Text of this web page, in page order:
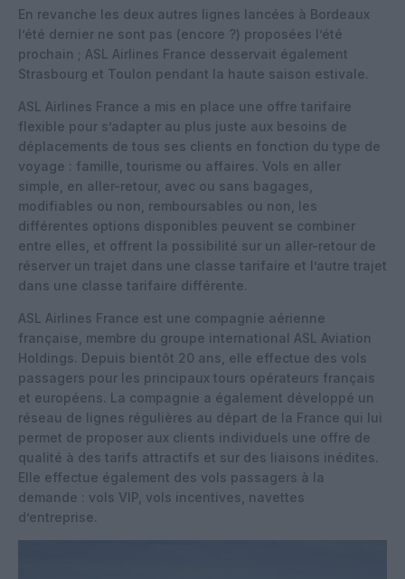
En revanche les deux autres lignes lancées à Bordeaux
l’été dernier ne sont pas (encore ?) proposées l’été
prochain ; ASL Airlines France desservait également
Strasbourg et Toulon pendant la haute saison estivale.
ASL Airlines France a mis en place une offre tarifaire
flexible pour s’adapter au plus juste aux besoins de
déplacements de tous ses clients en fonction du type de
voyage : famille, tourisme ou affaires. Vols en aller
simple, en aller-retour, avec ou sans bagages,
modifiables ou non, remboursables ou non, les
différentes options disponibles peuvent se combiner
entre elles, et offrent la possibilité sur un aller-retour de
réserver un trajet dans une classe tarifaire et l’autre trajet
dans une classe tarifaire différente.
ASL Airlines France est une compagnie aérienne
française, membre du groupe international ASL Aviation
Holdings. Depuis bientôt 20 ans, elle effectue des vols
passagers pour les principaux tours opérateurs français
et européens. La compagnie a également développé un
réseau de lignes régulières au départ de la France qui lui
permet de proposer aux clients individuels une offre de
qualité à des tarifs attractifs et sur des liaisons inédites.
Elle effectue également des vols passagers à la
demande : vols VIP, vols incentives, navettes
d’entreprise.